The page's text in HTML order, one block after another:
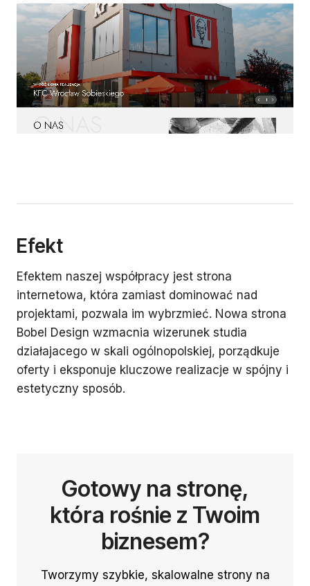
Efekt
Efektem naszej współpracy jest strona
internetowa, która zamiast dominować nad
projektami, pozwala im wybrzmieć. Nowa strona
Bobel Design wzmacnia wizerunek studia
działajacego w skali ogólnopolskiej, porządkuje
oferty i eksponuje kluczowe realizacje w spójny i
estetyczny sposób.
Gotowy na stronę,
która rośnie z Twoim
biznesem?
Tworzymy szybkie, skalowalne strony na